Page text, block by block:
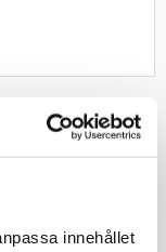
innehållet